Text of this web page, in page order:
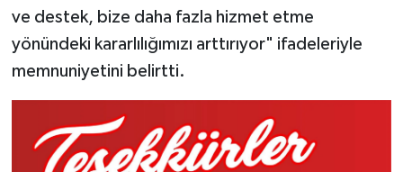
ve destek, bize daha fazla hizmet etme
yönündeki kararlılığımızı arttırıyor" ifadeleriyle
memnuniyetini belirtti.